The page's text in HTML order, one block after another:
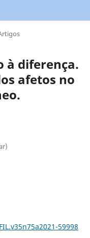
à diferença.
afetos no
59998